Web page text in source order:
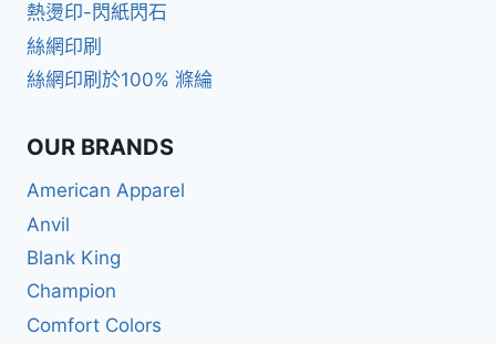
熱燙印-閃紙閃石
絲網印刷
絲網印刷於100% 滌綸
OUR BRANDS
American Apparel
Anvil
Blank King
Champion
Comfort Colors